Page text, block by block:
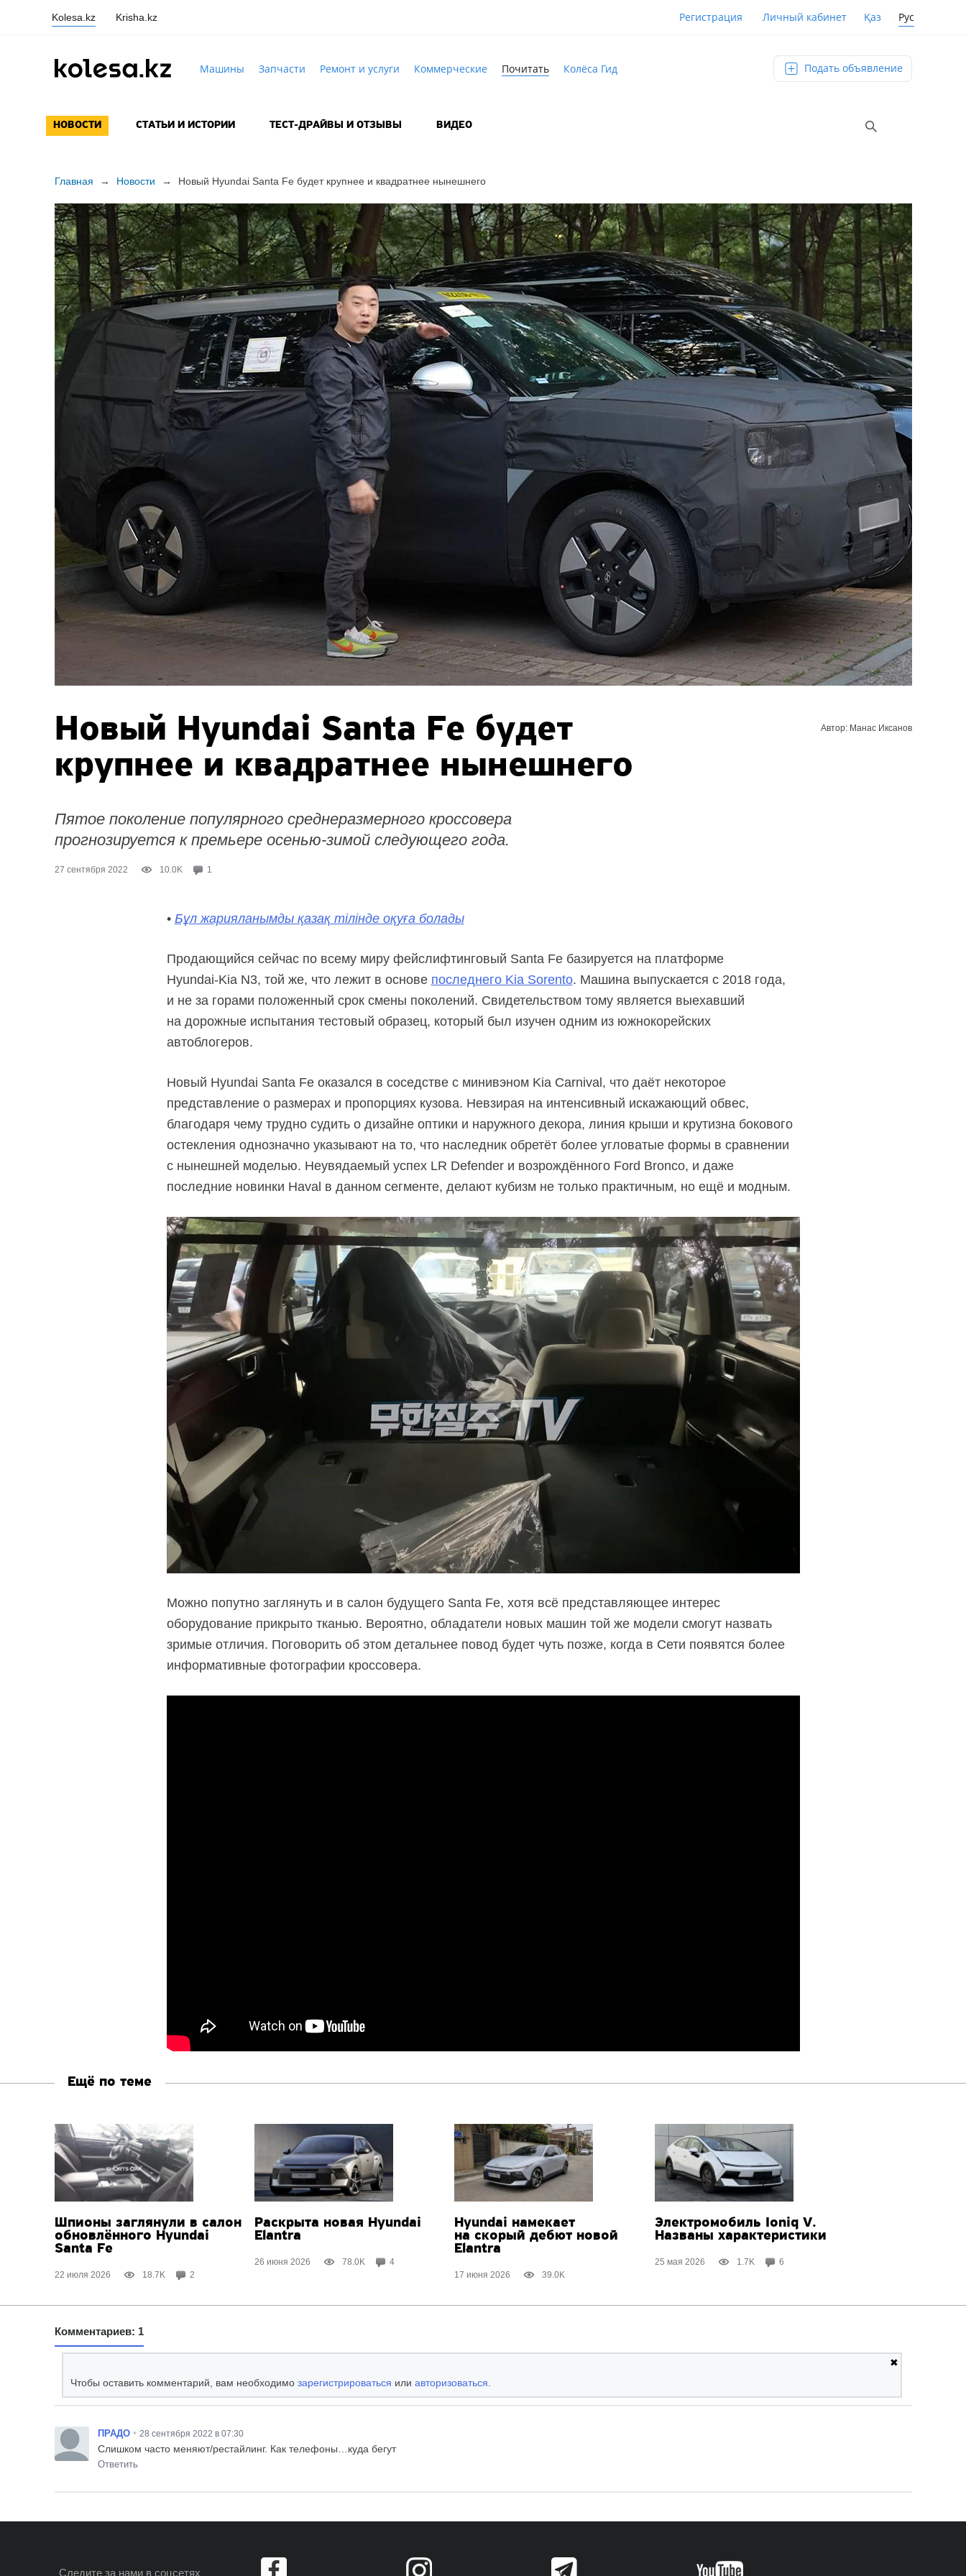
Kolesa.kz Krisha.kz Регистрация Личный кабинет Қаз Рус
Машины Запчасти Ремонт и услуги Коммерческие Почитать Колёса Гид Подать объявление
НОВОСТИ СТАТЬИ И ИСТОРИИ ТЕСТ-ДРАЙВЫ И ОТЗЫВЫ ВИДЕО
Главная → Новости → Новый Hyundai Santa Fe будет крупнее и квадратнее нынешнего
Новый Hyundai Santa Fe будет
крупнее и квадратнее нынешнего
Пятое поколение популярного среднеразмерного кроссовера
прогнозируется к премьере осенью-зимой следующего года.
27 сентября 2022 10.0K 1
Автор: Манас Иксанов
• Бұл жарияланымды қазақ тілінде оқуға болады
Продающийся сейчас по всему миру фейслифтинговый Santa Fe базируется на платформе
Hyundai-KiaN3, той же, что лежит в основе последнего Kia Sorento. Машина выпускается с 2018 года,
и не за горами положенный срок смены поколений. Свидетельством тому является выехавший
на дорожные испытания тестовый образец, который был изучен одним из южнокорейских
автоблогеров.
Новый Hyundai Santa Fe оказался в соседстве с минивэном Kia Carnival, что даёт некоторое
представление о размерах и пропорциях кузова. Невзирая на интенсивный искажающий обвес,
благодаря чему трудно судить о дизайне оптики и наружного декора, линия крыши и крутизна бокового
остекления однозначно указывают на то, что наследник обретёт более угловатые формы в сравнении
с нынешней моделью. Неувядаемый успех LR Defender и возрождённого Ford Bronco, и даже
последние новинки Haval в данном сегменте, делают кубизм не только практичным, но ещё и модным.
Можно попутно заглянуть и в салон будущего Santa Fe, хотя всё представляющее интерес
оборудование прикрыто тканью. Вероятно, обладатели новых машин той же модели смогут назвать
зримые отличия. Поговорить об этом детальнее повод будет чуть позже, когда в Сети появятся более
информативные фотографии кроссовера.
Ещё по теме
Шпионы заглянули в салон
обновлённого Hyundai
Santa Fe
22 июля 2026 18.7K 2
Раскрыта новая Hyundai
Elantra
26 июня 2026 78.0K 4
Hyundai намекает
на скорый дебют новой
Elantra
17 июня 2026 39.0K
Электромобиль Ioniq V.
Названы характеристики
25 мая 2026 1.7K 6
Комментариев: 1
✖
Чтобы оставить комментарий, вам необходимо зарегистрироваться или авторизоваться.
ПРАДО • 28 сентября 2022 в 07:30
Слишком часто меняют/рестайлинг. Как телефоны…куда бегут
Ответить
Следите за намив соцсетях